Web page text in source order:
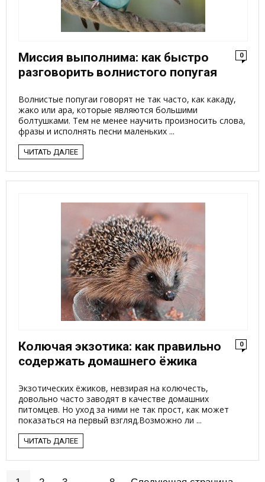
Миссия выполнима: как быстро
разговорить волнистого попугая
0
Волнистые попугаи говорят не так часто, как какаду,
жако или ара, которые являются большими
болтушками. Тем не менее научить произносить слова,
фразы и исполнять песни маленьких ...
ЧИТАТЬ ДАЛЕЕ
Колючая экзотика: как правильно
содержать домашнего ёжика
0
Экзотических ёжиков, невзирая на колючесть,
довольно часто заводят в качестве домашних
питомцев. Но уход за ними не так прост, как может
показаться на первый взгляд.Возможно ли ...
ЧИТАТЬ ДАЛЕЕ